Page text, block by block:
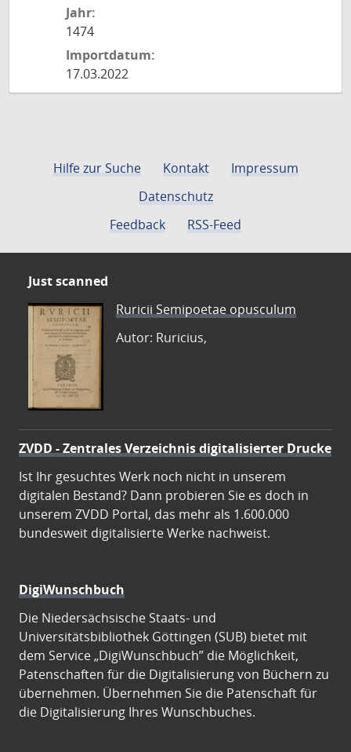
Jahr:
1474
Importdatum:
17.03.2022
Hilfe zur Suche Kontakt
Impressum
Datenschutz
Feedback
RSS-Feed
Just scanned
Ruricii Semipoetae opusculum
Autor: Ruricius,
ZVDD - Zentrales Verzeichnis digitalisierter Drucke
Ist Ihr gesuchtes Werk noch nicht in unserem
digitalen Bestand? Dann probieren Sie es doch in
unserem ZVDD Portal, das mehr als 1.600.000
bundesweit digitalisierte Werke nachweist.
DigiWunschbuch
Die Niedersächsische Staats- und
Universitätsbibliothek Göttingen (SUB) bietet mit
dem Service „DigiWunschbuch” die Möglichkeit,
Patenschaften für die Digitalisierung von Büchern zu
übernehmen. Übernehmen Sie die Patenschaft für
die Digitalisierung Ihres Wunschbuches.